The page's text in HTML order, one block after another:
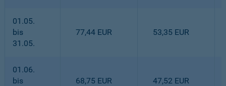
01.05.
bis
31.05.
77,44 EUR 53,35 EUR
01.06.
bis
68,75 EUR 47,52 EUR